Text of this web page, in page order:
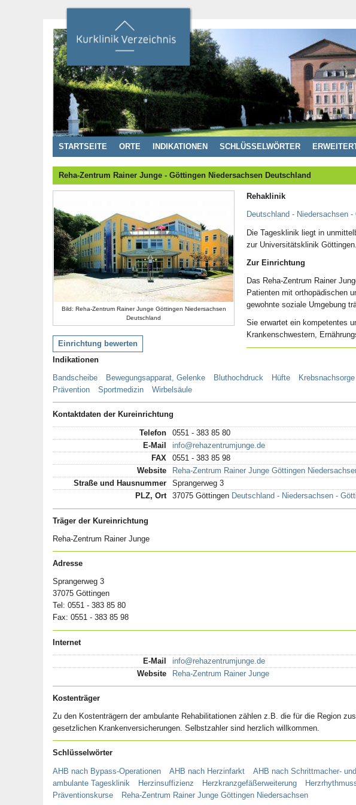
STARTSEITE ORTE INDIKATIONEN SCHLÜSSELWÖRTER
Reha-Zentrum Rainer Junge - Göttingen Niedersachsen Deutschland
Bild: Reha-Zentrum Rainer Junge Göttingen Niedersachsen
Deutschland
Einrichtung bewerten
Rehaklinik
Deutschland - Niedersachsen -
Die Tagesklinik liegt in
zur Universitätsklinik Göttingen.
Zur Einrichtung
Das Reha-Zentrum Rainer
Patienten mit orthopädischen
gewohnte soziale Umgebung
Sie erwartet ein kompetentes
Krankenschwestern,
Indikationen
Bandscheibe Bewegungsapparat, Gelenke Bluthochdruck Hüfte Krebsnachsorge
Prävention
Sportmedizin Wirbelsäule
Kontaktdaten der Kureinrichtung
Telefon
0551 - 383 85 80
E-Mail
info@rehazentrumjunge.de
FAX
0551 - 383 85 98
Website
Reha-Zentrum Rainer Junge Göttingen
Straße und Hausnummer
Sprangerweg 3
PLZ, Ort
37075 Göttingen Deutschland - Niedersachsen -
Träger der Kureinrichtung
Reha-Zentrum Rainer Junge
Adresse
Sprangerweg 3
37075 Göttingen
Tel: 0551 - 383 85 80
Fax: 0551 - 383 85 98
Internet
E-Mail
info@rehazentrumjunge.de
Website
Reha-Zentrum Rainer Junge
Kostenträger
Zu den Kostenträgern der ambulante Rehabilitationen zählen z.B. die für die Region
gesetzlichen Krankenversicherungen. Selbstzahler sind herzlich willkommen.
Schlüsselwörter
AHB nach Bypass-Operationen AHB nach Herzinfarkt AHB nach Schrittmacher-
ambulante Tagesklinik
Herzinsuffizienz Herzkranzgefäßerweiterung
Präventionskurse
Reha-Zentrum Rainer Junge Göttingen Niedersachsen